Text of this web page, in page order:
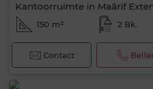
Kantoorruimte in Maârif
150 m² 2 Bk.
Contact